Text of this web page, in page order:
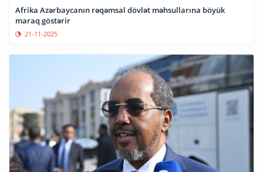
Afrika Azərbaycanın rəqəmsal dövlət məhsullarına böyük
maraq göstərir
21-11-2025